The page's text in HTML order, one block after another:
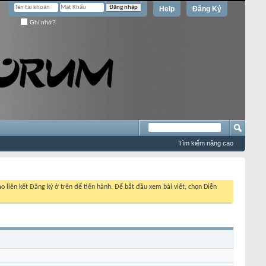
Đăng Ký
Help
Ghi nhớ?
Tìm kiếm nâng cao
liên kết Đăng ký ở trên để tiến hành. Để bắt đầu xem bài viết, chọn Diễn